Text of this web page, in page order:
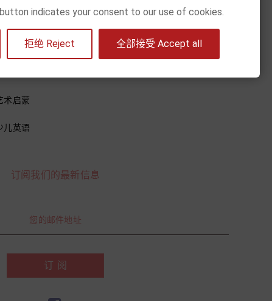
益智游戏
儿童文学
术启蒙
儿英语
我的地址
我的收藏夹
订阅我们的最新信息
订 阅
indicates your consent to our use of cookies.
拒绝 Reject 全部接受 Accept all